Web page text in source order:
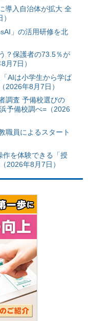
導入自治体が拡大 全
」の活用研修を北
？保護者の73.5％が
月7日）
AIは小学生から学ば
2026年8月7日）
調査 予備校選びの
予備校調べ=（2026
職員によるスタート
作を体験できる「授
2026年8月7日）